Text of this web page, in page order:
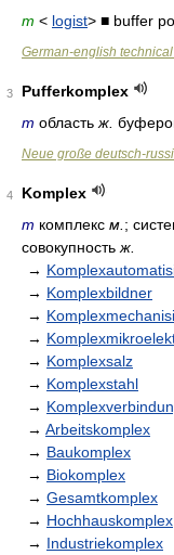
m < logist> ■ buffer
German-english
3
Pufferkomplex
m область ж.
Neue große deutsch-
4
Komplex
m комплекс м. ;
совокупность ж.
→
→ Komplexbildner
→
→
→ Komplexsalz
→ Komplexstahl
→
→ Arbeitskomplex
→ Baukomplex
→ Biokomplex
→ Gesamtkomplex
→ Hochhauskomplex
→ Industriekomplex